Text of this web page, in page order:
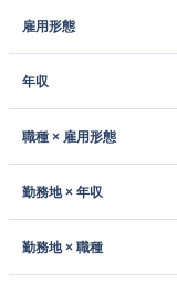
雇用形態
年収
職種 × 雇用形態
勤務地 × 年収
勤務地 × 職種